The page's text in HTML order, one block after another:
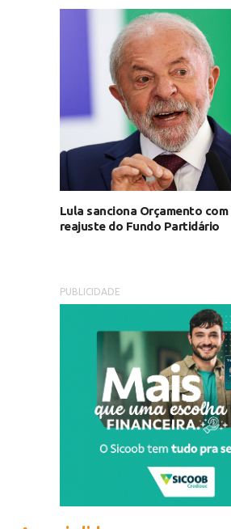
Lula sanciona Orçamento
reajuste do Fundo Partidário
PUBLICIDADE